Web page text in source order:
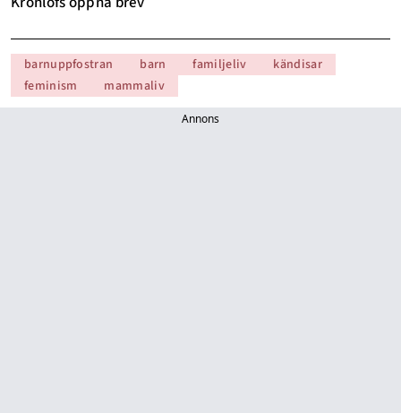
barnuppfostran barn familjeliv
kändisar
feminism
mammaliv
Annons